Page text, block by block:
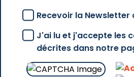
Recevoir la Newsletter
J'ai lu et j'accepte les
décrites dans notre